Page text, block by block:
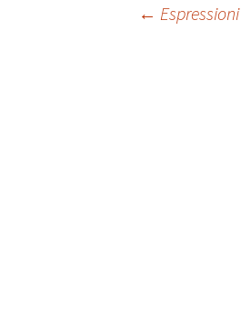
Navigazione
← Espressioni